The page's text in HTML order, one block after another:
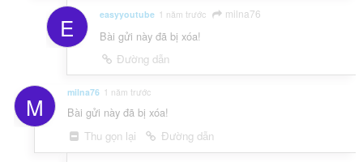
E easyyoutube 1 năm trước milna76
Bài gửi này đã bị xóa!
Đường dẫn
M milna76 1 năm trước
Bài gửi này đã bị xóa!
Thu gọn lại
Đường dẫn